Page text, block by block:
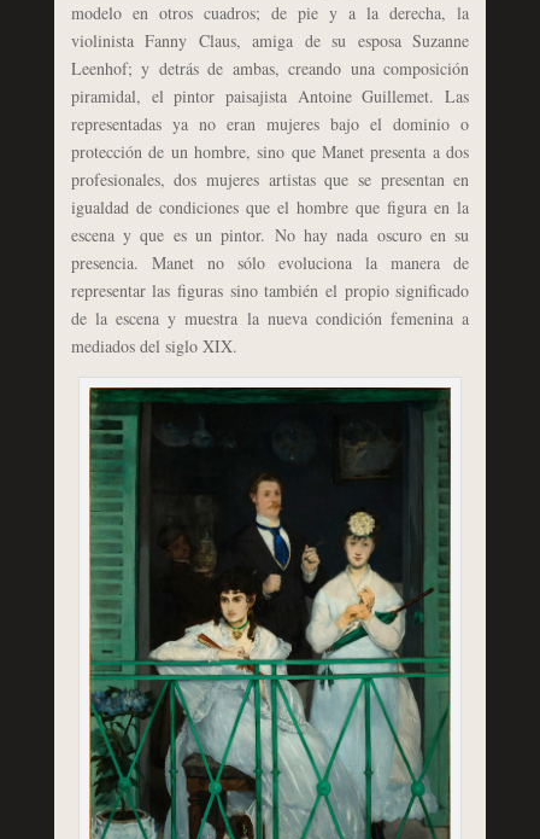
modelo en otros cuadros; de pie y a la derecha, la
violinista Fanny Claus, amiga de su esposa Suzanne
Leenhof; y detrás de ambas, creando una composición
piramidal, el pintor paisajista Antoine Guillemet. Las
representadas ya no eran mujeres bajo el dominio o
protección de un hombre, sino que Manet presenta a dos
profesionales, dos mujeres artistas que se presentan en
igualdad de condiciones que el hombre que figura en la
escena y que es un pintor. No hay nada oscuro en su
presencia. Manet no sólo evoluciona la manera de
representar las figuras sino también el propio significado
de la escena y muestra la nueva condición femenina a
mediados del siglo XIX.